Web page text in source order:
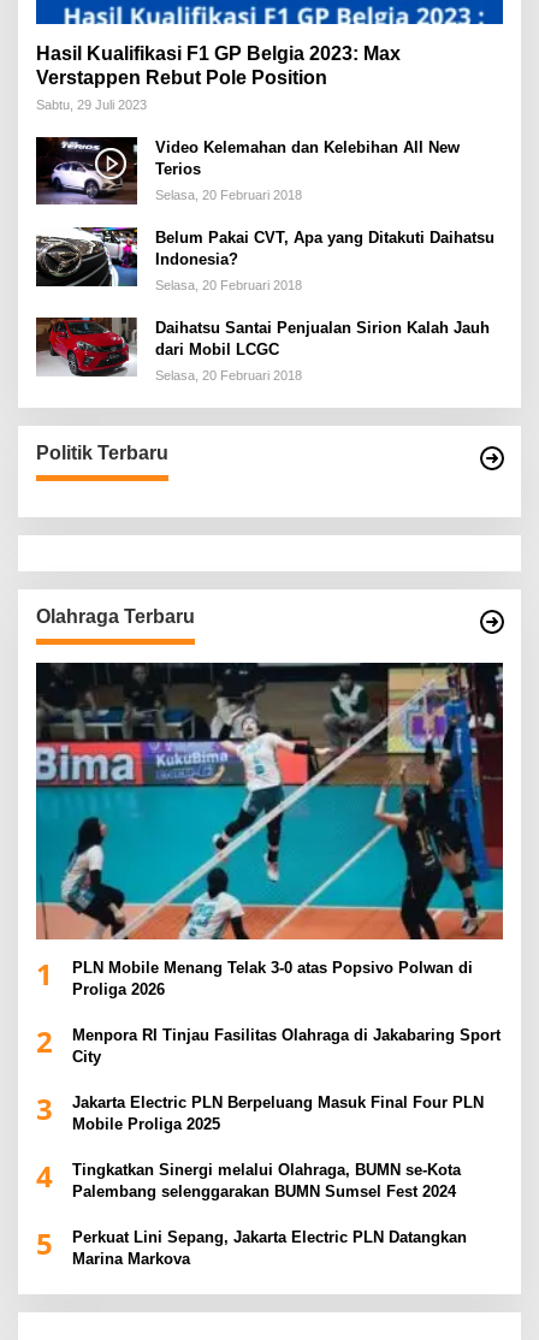
Hasil Kualifikasi F1 GP Belgia 2023: Max
Verstappen Rebut Pole Position
Sabtu, 29 Juli 2023
Video Kelemahan dan Kelebihan All New
Terios
Selasa, 20 Februari 2018
Belum Pakai CVT, Apa yang Ditakuti Daihatsu
Indonesia?
Selasa, 20 Februari 2018
Daihatsu Santai Penjualan Sirion Kalah Jauh
dari Mobil LCGC
Selasa, 20 Februari 2018
Politik Terbaru
Olahraga Terbaru
1
PLN Mobile Menang Telak 3-0 atas Popsivo Polwan di
Proliga 2026
2
Menpora RI Tinjau Fasilitas Olahraga di Jakabaring Sport
City
3
Jakarta Electric PLN Berpeluang Masuk Final Four PLN
Mobile Proliga 2025
4
Tingkatkan Sinergi melalui Olahraga, BUMN se-Kota
Palembang selenggarakan BUMN Sumsel Fest 2024
5
Perkuat Lini Sepang, Jakarta Electric PLN Datangkan
Marina Markova